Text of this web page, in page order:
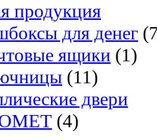
продукция
для денег
ящики (1)
(11)
двери
(4)